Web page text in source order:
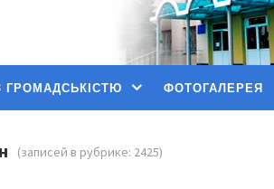
ГРОМАДСЬКІСТЮ ФОТОГАЛЕРЕЯ
(записей в рубрике: 2425)